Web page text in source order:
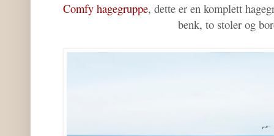
Comfy hagegruppe, dette er en komplett
benk, to stoler og